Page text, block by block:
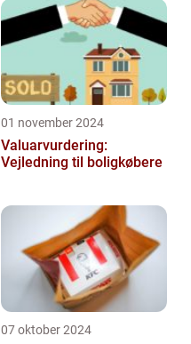
01 november 2024
Valuarvurdering:
Vejledning til boligkøbere
07 oktober 2024